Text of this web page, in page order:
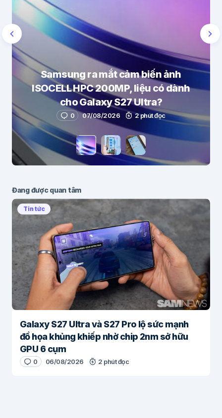
Samsung ra mắt cảm biến ảnh
ISOCELL HPC 200MP, liệu có dành
cho Galaxy S27 Ultra?
0 07/08/2026 2 phút đọc
Đang được quan tâm
Tin tức
Galaxy S27 Ultra và S27 Pro lộ sức mạnh
đồ họa khủng khiếp nhờ chip 2nm sở hữu
GPU 6 cụm
0 06/08/2026 2 phút đọc